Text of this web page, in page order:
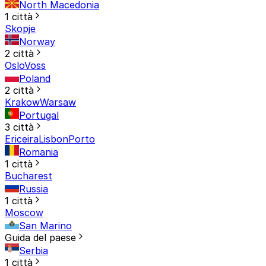
North Macedonia
1 città
Skopje
Norway
2 città
OsloVoss
Poland
2 città
KrakowWarsaw
Portugal
3 città
EriceiraLisbonPorto
Romania
1 città
Bucharest
Russia
1 città
Moscow
San Marino
Guida del paese
Serbia
1 città